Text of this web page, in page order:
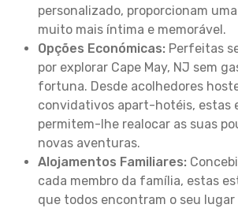
personalizado, proporcionam
muito mais íntima e memorável.
Opções Económicas: Perfeitas
por explorar Cape May, NJ sem
fortuna. Desde acolhedores
convidativos apart-hotéis, estas
permitem-lhe realocar as suas
novas aventuras.
Alojamentos Familiares:
cada membro da família, estas
que todos encontram o seu lugar